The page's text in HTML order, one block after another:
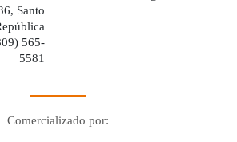
Santo
565-
5581
Comercializado por: